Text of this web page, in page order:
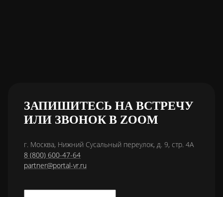
ЗАПИШИТЕСЬ НА ВСТРЕЧУ
ИЛИ ЗВОНОК В ZOOM
г. Москва, Нижний Сусальный переулок, д. 9, стр. 4А
8 (800) 600-47-64
partner@portal-vr.ru